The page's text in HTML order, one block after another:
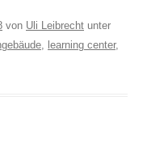
von Uli Leibrecht unter
, learning center,